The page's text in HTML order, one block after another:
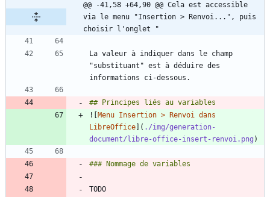
@@ -41,58 +64,90 @@ Cela est accessible
via le menu "Insertion > Renvoi...", puis
choisir l'onglet "
La valeur à indiquer dans le champ
"substituant" est à déduire des
![ Menu Insertion > Renvoi dans
LibreOffice ]( ./img/generation-
document/libre-office-insert-renvoi.png